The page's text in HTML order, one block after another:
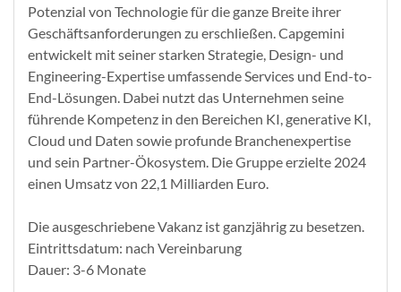
Potenzial von Technologie für die ganze Breite ihrer
Geschäftsanforderungen zu erschließen. Capgemini
entwickelt mit seiner starken Strategie, Design- und
Engineering-Expertise umfassende Services und End-to-
End-Lösungen. Dabei nutzt das Unternehmen seine
führende Kompetenz in den Bereichen KI, generative KI,
Cloud und Daten sowie profunde Branchenexpertise
und sein Partner-Ökosystem. Die Gruppe erzielte 2024
einen Umsatz von 22,1 Milliarden Euro.
Die ausgeschriebene Vakanz ist ganzjährig zu besetzen.​
​Eintrittsdatum: nach Vereinbarung​
Dauer: 3-6 Monate​